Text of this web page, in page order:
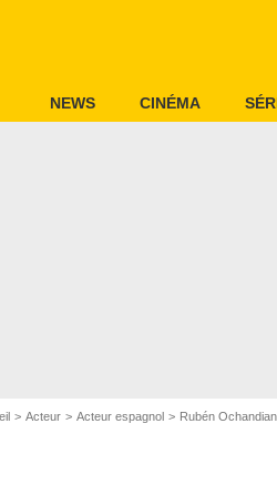
NEWS CINÉMA
Acteur Acteur espagnol Rubén